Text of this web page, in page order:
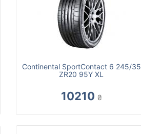
Continental SportContact 6 245/35
ZR20 95Y XL
10210 ₴